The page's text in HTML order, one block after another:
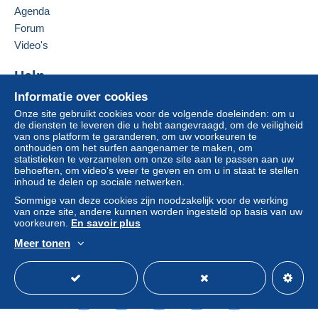
Als de verkoopvoorwaarden van de verkoper
clausules bevatten met betrekking tot de betaling,
moeten deze als nietig worden beschouwd. De
Delcampe, zoals gedefinieerd in de
toepassing zijn.
Aankopen moeten worden betaald binnen14
dagenna ontvangst van de eindafrekening van de
verkoper.
Garantie:
koper.
Om de termijnen voor terugzending en
het Delcampe-charter
tarif recommande ou suivi ou simple
Informatie over cookies
Onze site gebruikt cookies voor de volgende doeleinden: om u
de diensten te leveren die u hebt aangevraagd, om de veiligheid
van ons platform te garanderen, om uw voorkeuren te
onthouden om het surfen aangenamer te maken, om
statistieken te verzamelen om onze site aan te passen aan uw
behoeften, om video's weer te geven en om u in staat te stellen
inhoud te delen op sociale netwerken.
Sommige van deze cookies zijn noodzakelijk voor de werking
van onze site, andere kunnen worden ingesteld op basis van uw
voorkeuren. En savoir plus
Meer tonen
Agenda
Forum
Video's
Help
Hulpcentrum
Kopen op Delcampe
Verkopen op Delcampe
Een beveiligde website